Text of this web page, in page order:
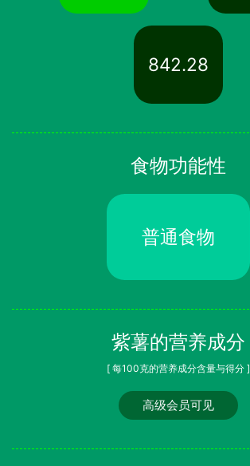
842.28
食物功能性
普通食物
紫薯的营养成分
[ 每100克的营养成分含量与得分 ]
高级会员可见